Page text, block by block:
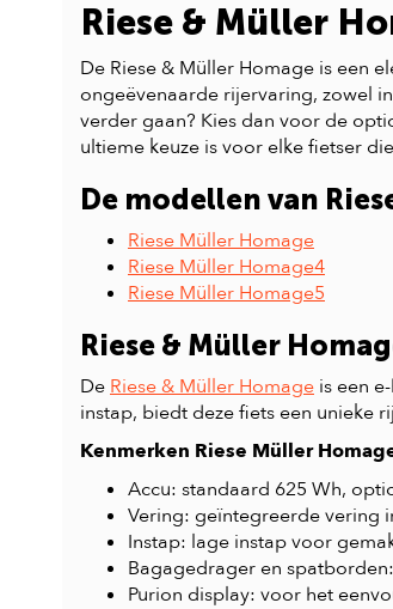
Riese & Müller
De Riese & Müller Homage is een
ongeëvenaarde rijervaring, zowel
verder gaan? Kies dan voor de
ultieme keuze is voor elke fietser
De modellen van
Riese Müller Homage
Riese Müller Homage4
Riese Müller Homage5
Riese & Müller
De Riese & Müller Homage is een
instap, biedt deze fiets een unieke
Kenmerken Riese Müller
Accu: standaard 625 Wh,
Vering: geïntegreerde vering
Instap: lage instap voor
Bagagedrager en
Purion display: voor het